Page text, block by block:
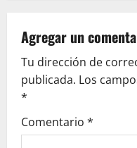
v
i
g
a
Agregar un
Tu dirección de
publicada. Los
*
Comentario *